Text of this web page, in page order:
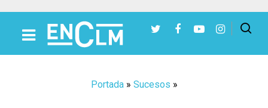
Portada» Sucesos »